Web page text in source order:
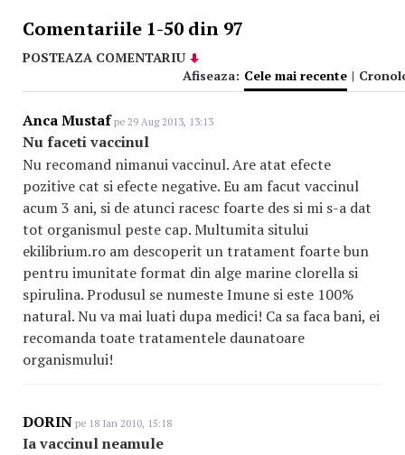
Comentariile 1-50 din 97
POSTEAZA COMENTARIU
Afiseaza: Cele mai recente |
Anca Mustaf pe 29 Aug 2013, 13:13
Nu faceti vaccinul
Nu recomand nimanui vaccinul. Are atat efecte
pozitive cat si efecte negative. Eu am facut vaccinul
acum 3 ani, si de atunci racesc foarte des si mi s-a dat
tot organismul peste cap. Multumita sitului
ekilibrium.ro am descoperit un tratament foarte bun
pentru imunitate format din alge marine clorella si
spirulina. Produsul se numeste Imune si este 100%
natural. Nu va mai luati dupa medici! Ca sa faca bani, ei
recomanda toate tratamentele daunatoare
organismului!
DORIN pe 18 Ian 2010, 15:18
Ia vaccinul neamule